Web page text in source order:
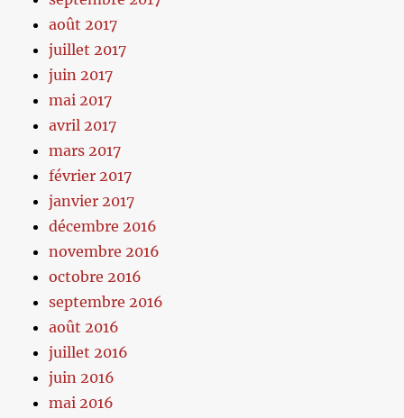
août 2017
juillet 2017
juin 2017
mai 2017
avril 2017
mars 2017
février 2017
janvier 2017
décembre 2016
novembre 2016
octobre 2016
septembre 2016
août 2016
juillet 2016
juin 2016
mai 2016